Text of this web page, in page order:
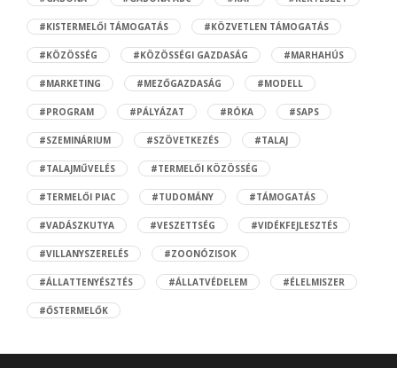
#KISTERMELŐI TÁMOGATÁS #KÖZVETLEN TÁMOGATÁS
#KÖZÖSSÉG #KÖZÖSSÉGI GAZDASÁG #MARHAHÚS
#MARKETING #MEZŐGAZDASÁG #MODELL
#PROGRAM #PÁLYÁZAT #RÓKA #SAPS
#SZEMINÁRIUM #SZÖVETKEZÉS #TALAJ
#TALAJMŰVELÉS #TERMELŐI KÖZÖSSÉG
#TERMELŐI PIAC #TUDOMÁNY #TÁMOGATÁS
#VADÁSZKUTYA #VESZETTSÉG #VIDÉKFEJLESZTÉS
#VILLANYSZERELÉS #ZOONÓZISOK
#ÁLLATTENYÉSZTÉS #ÁLLATVÉDELEM #ÉLELMISZER
#ŐSTERMELŐK